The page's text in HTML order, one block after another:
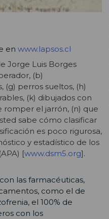
en www.lapsos.cl
Jorge Luis Borges
(b)
(g) perros sueltos, (h)
(k) dibujados con
romper el jarrón, (n) que
sabe cómo clasificar
es poco rigurosa,
y estadístico de los
(APA) [www.dsm5.org].
las farmacéuticas,
como el de
el 100% de
con los